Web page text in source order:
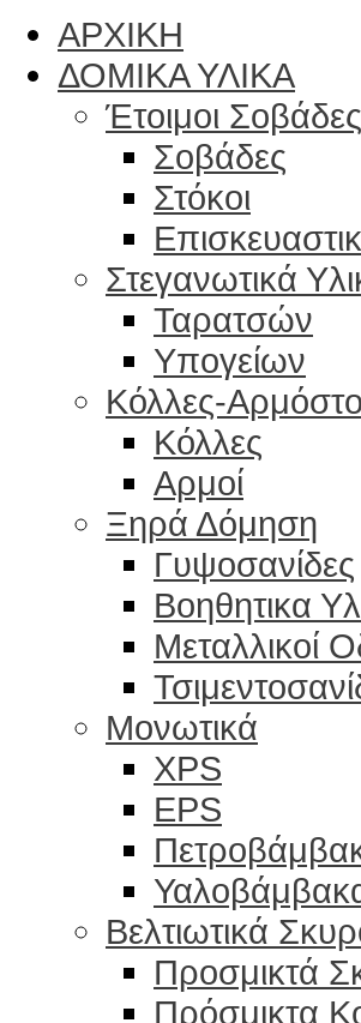
ΑΡΧΙΚΗ
ΔΟΜΙΚΑ ΥΛΙΚΑ
Έτοιμοι Σοβάδες
Σοβάδες
Στόκοι
Στεγανωτικά
Ταρατσών
Υπογείων
Κόλλες-
Κόλλες
Αρμοί
Ξηρά Δόμηση
Γυψοσανίδες
Βοηθητικα
Μεταλλικοί
Μονωτικά
XPS
EPS
Βελτιωτικά
Προσμικτά
Πρόσμικτα